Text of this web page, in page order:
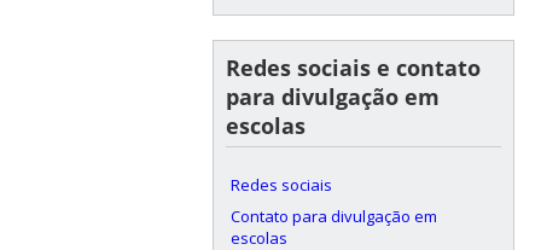
Redes sociais e contato
para divulgação em
escolas
Redes sociais
Contato para divulgação em
escolas